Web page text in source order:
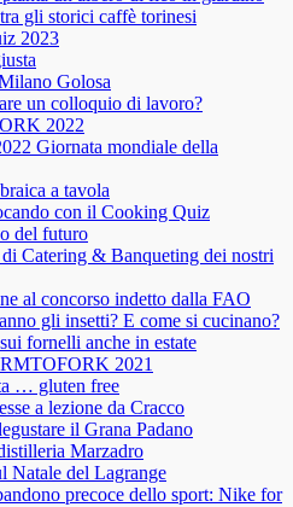
gli storici caffè torinesi
2023
Golosa
un colloquio di lavoro?
2022
Giornata mondiale della
a tavola
con il Cooking Quiz
del futuro
Catering & Banqueting dei nostri
al concorso indetto dalla FAO
gli insetti? E come si cucinano?
fornelli anche in estate
2021
… gluten free
a lezione da Cracco
il Grana Padano
Marzadro
Natale del Lagrange
precoce dello sport: Nike for